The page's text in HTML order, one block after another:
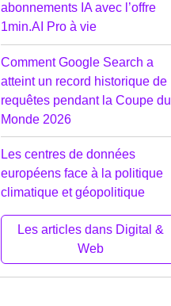
abonnements IA avec l’offre
1min.AI Pro à vie
Comment Google Search a
atteint un record historique de
requêtes pendant la Coupe du
Monde 2026
Les centres de données
européens face à la politique
climatique et géopolitique
Les articles dans Digital &
Web